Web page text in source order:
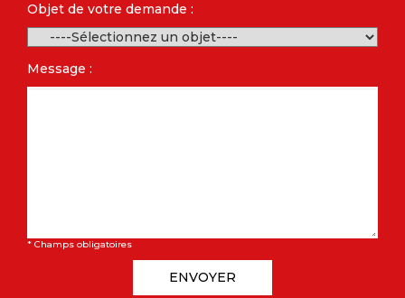
Objet de votre demande :
Message :
* Champs obligatoires
ENVOYER